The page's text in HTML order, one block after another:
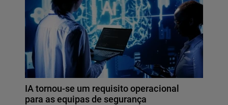
IA tornou-se um requisito operacional
para as equipas de segurança